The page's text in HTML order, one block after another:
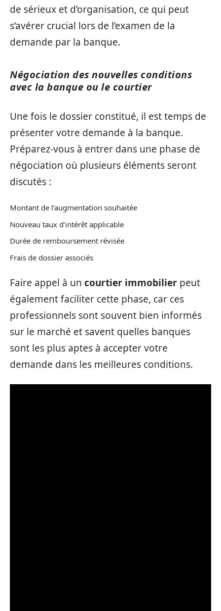
de sérieux et d’organisation, ce qui peut
s’avérer crucial lors de l’examen de la
demande par la banque.
Négociation des nouvelles conditions
avec la banque ou le courtier
Une fois le dossier constitué, il est temps de
présenter votre demande à la banque.
Préparez-vous à entrer dans une phase de
négociation où plusieurs éléments seront
discutés :
Montant de l’augmentation souhaitée
Nouveau taux d’intérêt applicable
Durée de remboursement révisée
Frais de dossier associés
Faire appel à un courtier immobilier peut
également faciliter cette phase, car ces
professionnels sont souvent bien informés
sur le marché et savent quelles banques
sont les plus aptes à accepter votre
demande dans les meilleures conditions.